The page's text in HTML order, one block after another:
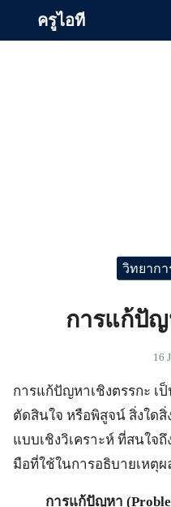
ครูไอที
วิทยาก
การแก้ปัญ
16
การแก้ปัญหาเชิงตรรกะ เ
ตัดสินใจ หรือพิสูจน์ สิ่งใด
แบบเชิงวิเคราะห์ ที่สนใจ
มือที่ใช้ในการอธิบายเหตุผ
การแก้ปัญหา (